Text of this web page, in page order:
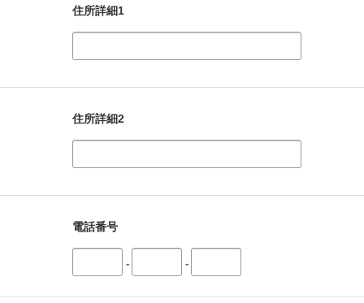
住所詳細1
住所詳細2
電話番号
- -